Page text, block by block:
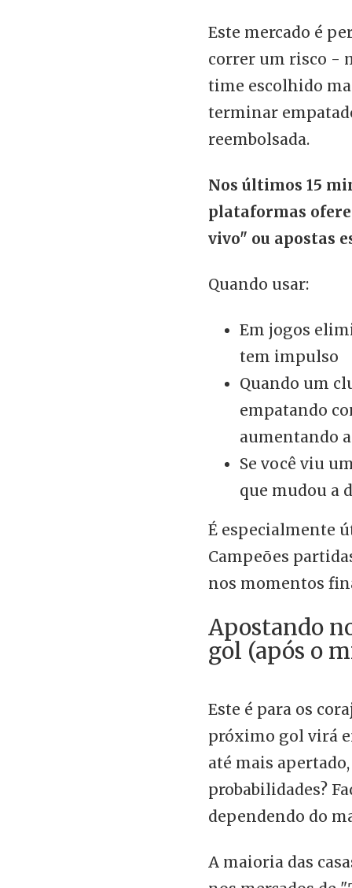
Este mercado é
correr um risco -
time escolhido
terminar
reembolsada.
Nos últimos 15
plataformas
vivo" ou apostas
Quando usar:
Em jogos
tem impulso
Quando um
empatando
aumentando
Se você viu
que mudou a
É especialmente
Campeões
nos momentos
Apostando
gol (após o
Este é para os
próximo gol virá
até mais
probabilidades?
dependendo do
A maioria das